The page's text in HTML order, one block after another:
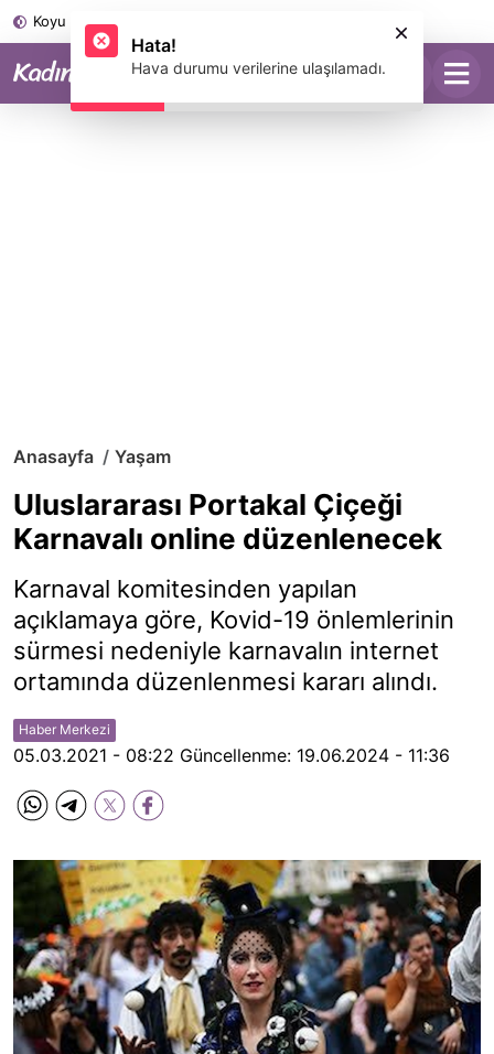
Koyu Mod
Anasayfa Yaşam
Uluslararası Portakal Çiçeği
Karnavalı online düzenlenecek
Karnaval komitesinden yapılan
açıklamaya göre, Kovid-19 önlemlerinin
sürmesi nedeniyle karnavalın internet
ortamında düzenlenmesi kararı alındı.
Haber Merkezi
05.03.2021 - 08:22 Güncellenme: 19.06.2024 - 11:36
Hata!
Hava durumu verilerine ulaşılamadı.